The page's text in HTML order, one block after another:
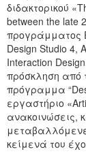
διδακτορικού
between the late
προγράμματος
Design Studio 4,
Interaction
πρόσκληση από
πρόγραμμα
εργαστήριο
ανακοινώσεις,
κείμενά του